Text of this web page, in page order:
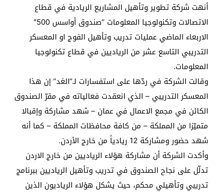
أنهت شركة تطوير وتأهيل المشاريع الريادية في قطاع
الاتصالات وتكنولوجيا المعلومات “صندوق أواسس 500″
الاربعاء الماضي عمليات تدريب وتأهيل الفوج او المعسكر
التدريبي التاسع عشر من الرياديين في قطاع تكنولوجيا
المعلومات.
وقالت الشركة في ردّها على استفسارات لـ”الغد” إن هذا
المعسكر التدريبي – الذي انعقدت فعالياته في مقرّ الصندوق
الكائن في مجمع الاعمال في عمان – شهد مشاركة وإقبالا
متميّزا من المملكة – من كافة محافظات المملكة – كما أنه
شهد حضور ومشاركة 12 ريادياً من خارج الأردن.
وأكدت الشركة أن مشاركة هؤلاء الرياديين من خارج الاردن
تدلّل على نجاح الصندوق في تدريب وتأهيل الرياديين ببرنامج
تدريبي وتأهيلي محكم، حيث يشكل هؤلاء الرياديون الذين